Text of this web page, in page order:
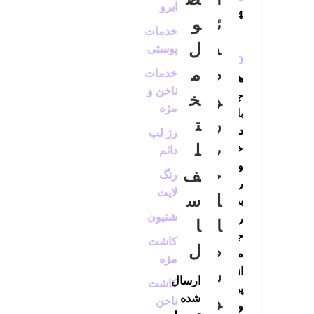
10/10/2024
0
هر
چه
باید
درباره
خدمات
وکس
را
بدانید.
راهنمای
جامع
مراقبت
از
پوستخدمات
وکس
ئ
د
ص
و
ر
ت
خ
ل
ا
ص
ش
و
و
ل
م
خ
ت
ل
ف
س
ا
ل
ارسال
شده
ابرو
خدمات
پوستی
خدمات
ناخن و
مژه
رژ لب
دائم
رنگ
لایت
شنیون
کاشت
مژه
کاشت
ناخن